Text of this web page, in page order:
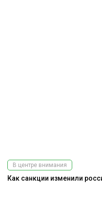
В центре внимания
Как санкции изменили